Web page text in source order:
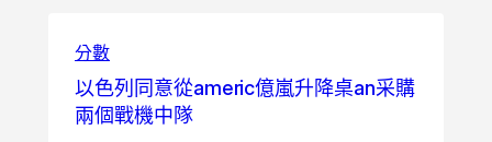
分數
以色列同意從americ億嵐升降桌an采購
兩個戰機中隊